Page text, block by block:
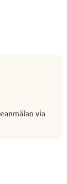
via